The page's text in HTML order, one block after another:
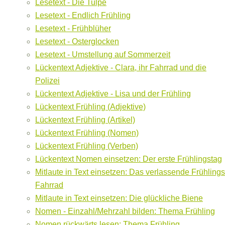
Lesetext - Die Tulpe
Lesetext - Endlich Frühling
Lesetext - Frühblüher
Lesetext - Osterglocken
Lesetext - Umstellung auf Sommerzeit
Lückentext Adjektive - Clara, ihr Fahrrad und die
Polizei
Lückentext Adjektive - Lisa und der Frühling
Lückentext Frühling (Adjektive)
Lückentext Frühling (Artikel)
Lückentext Frühling (Nomen)
Lückentext Frühling (Verben)
Lückentext Nomen einsetzen: Der erste Frühlingstag
Mitlaute in Text einsetzen: Das verlassende
Fahrrad
Mitlaute in Text einsetzen: Die glückliche Biene
Nomen - Einzahl/Mehrzahl bilden: Thema Frühling